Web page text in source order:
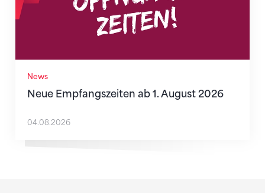
News
Neue Empfangszeiten ab 1. August 2026
04.08.2026